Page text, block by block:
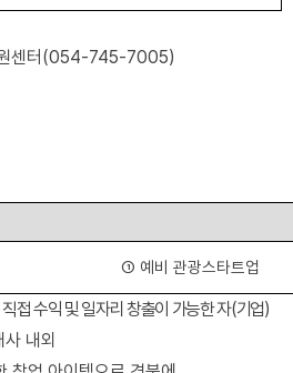
센터 (054-745-7005)
① 예비 관광스타트업
접 수익 및 일자리 창출이 가능한 자(기업)
사 내외